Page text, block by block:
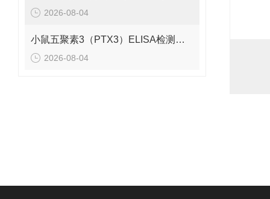
2026-08-04
小鼠五聚素3（PTX3）ELISA检测试剂盒 应该如何保存呢？
2026-08-04